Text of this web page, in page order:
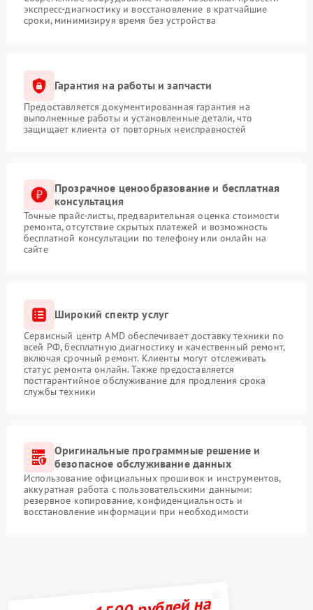
экспресс-диагностику и восстановление в кратчайшие
сроки, минимизируя время без устройства
Гарантия на работы и запчасти
Предоставляется документированная гарантия на
выполненные работы и установленные детали, что
защищает клиента от повторных неисправностей
Прозрачное ценообразование и бесплатная
консультация
Точные прайс-листы, предварительная оценка стоимости
ремонта, отсутствие скрытых платежей и возможность
бесплатной консультации по телефону или онлайн на
сайте
Широкий спектр услуг
Сервисный центр AMD обеспечивает доставку техники по
всей РФ, бесплатную диагностику и качественный ремонт,
включая срочный ремонт. Клиенты могут отслеживать
статус ремонта онлайн. Также предоставляется
постгарантийное обслуживание для продления срока
службы техники
Оригинальные программные решение и
безопасное обслуживание данных
Использование официальных прошивок и инструментов,
аккуратная работа с пользовательскими данными:
резервное копирование, конфиденциальность и
восстановление информации при необходимости